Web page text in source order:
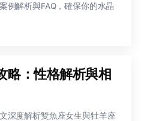
例解析與FAQ，確保你的水晶
略：性格解析與相
深度解析雙魚座女生與牡羊座